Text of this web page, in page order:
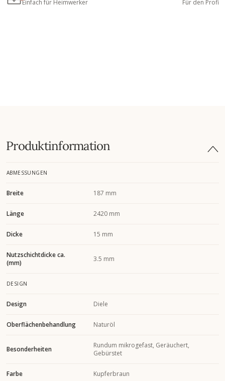
Einfach für Heimwerker Für den Profi
Produktinformation
ABMESSUNGEN
Breite 187 mm
Länge 2420 mm
Dicke 15 mm
Nutzschichtdicke ca.
(mm)
3.5 mm
DESIGN
Design Diele
Oberflächenbehandlung Naturöl
Besonderheiten
Rundum mikrogefast, Geräuchert,
Gebürstet
Farbe Kupferbraun